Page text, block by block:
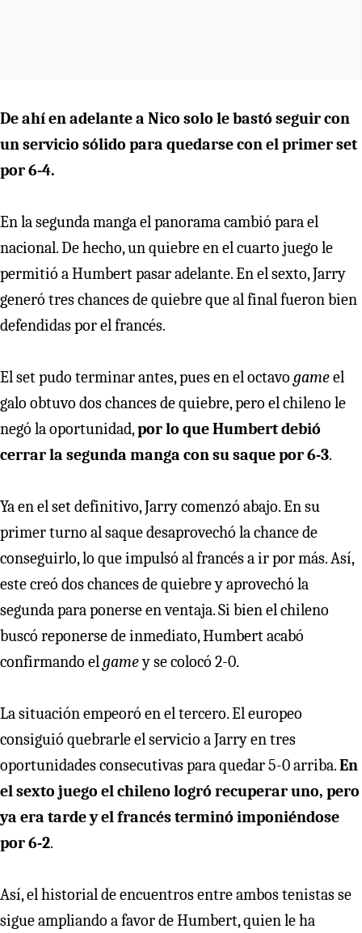
De ahí en adelante a Nico solo le bastó seguir con
un servicio sólido para quedarse con el primer set
por 6-4.
En la segunda manga el panorama cambió para el
nacional. De hecho, un quiebre en el cuarto juego le
permitió a Humbert pasar adelante. En el sexto, Jarry
generó tres chances de quiebre que al final fueron bien
defendidas por el francés.
El set pudo terminar antes, pues en el octavo gameel
galo obtuvo dos chances de quiebre, pero el chileno le
negó la oportunidad,por lo que Humbert debió
cerrar la segunda manga con su saque por 6-3.
Ya en el set definitivo, Jarry comenzó abajo. En su
primer turno al saque desaprovechó la chance de
conseguirlo, lo que impulsó al francés a ir por más. Así,
este creó dos chances de quiebre y aprovechó la
segunda para ponerse en ventaja. Si bien el chileno
buscó reponerse de inmediato, Humbert acabó
confirmando elgamey se colocó 2-0.
La situación empeoró en el tercero. El europeo
consiguió quebrarle el servicio a Jarry en tres
oportunidades consecutivas para quedar 5-0 arriba.En
el sexto juego el chileno logró recuperar uno, pero
ya era tarde y el francés terminó imponiéndose
por 6-2.
Así, el historial de encuentros entre ambos tenistas se
sigue ampliando a favor de Humbert, quien le ha